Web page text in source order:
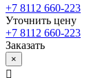
+7 8112 660-223
Уточнить цену
+7 8112 660-223
Заказать
×